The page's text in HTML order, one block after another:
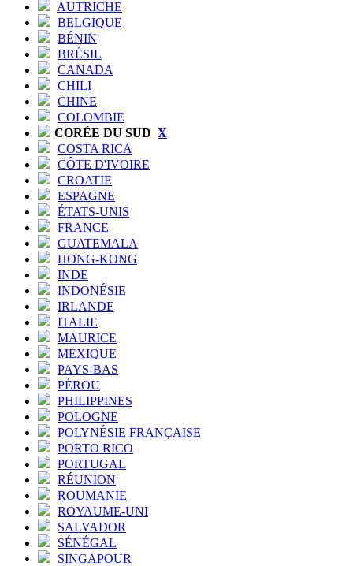
AUTRICHE
BELGIQUE
BÉNIN
BRÉSIL
CANADA
CHILI
CHINE
COLOMBIE
CORÉE DU SUD X
COSTA RICA
CÔTE D'IVOIRE
CROATIE
ESPAGNE
ÉTATS-UNIS
FRANCE
GUATEMALA
HONG-KONG
INDE
INDONÉSIE
IRLANDE
ITALIE
MAURICE
MEXIQUE
PAYS-BAS
PÉROU
PHILIPPINES
POLOGNE
POLYNÉSIE FRANÇAISE
PORTO RICO
PORTUGAL
RÉUNION
ROUMANIE
ROYAUME-UNI
SALVADOR
SÉNÉGAL
SINGAPOUR